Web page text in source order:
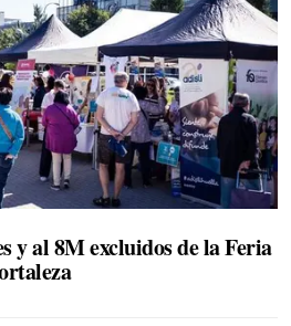
y al 8M excluidos de la Feria